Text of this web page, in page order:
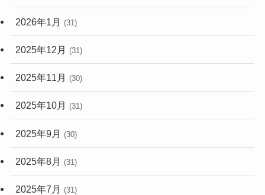
2026年1月 (31)
2025年12月 (31)
2025年11月 (30)
2025年10月 (31)
2025年9月 (30)
2025年8月 (31)
2025年7月 (31)